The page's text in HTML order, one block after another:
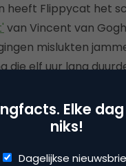
heeft Flippycat het
van Vincent van
mislukten
die elf uur lang
video kan zien. De
sinds 22 juni. Als je
van Flippycat wilt
Elke dag
niks!
Dagelijkse